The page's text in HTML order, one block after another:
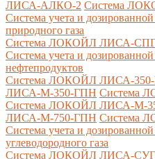
ЛИСА-АЛКО-2 Система
Система учета и
природного газа
Система ЛОКОЙЛ ЛИСА-
Система учета и
нефтепродуктов
Система ЛОКОЙЛ ЛИСА-
ЛИСА-М-350-ГПН Система
Система ЛОКОЙЛ ЛИСА-М-
ЛИСА-М-750-ГПН Система
Система учета и
углеводородного газа
Система ЛОКОЙЛ ЛИСА-